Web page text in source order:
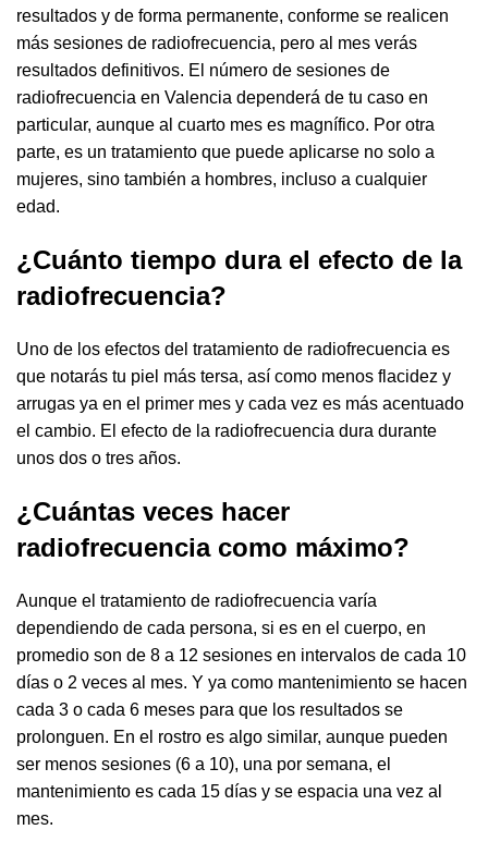
resultados y de forma permanente, conforme se realicen
más sesiones de radiofrecuencia, pero al mes verás
resultados definitivos. El número de sesiones de
radiofrecuencia en Valencia dependerá de tu caso en
particular, aunque al cuarto mes es magnífico. Por otra
parte, es un tratamiento que puede aplicarse no solo a
mujeres, sino también a hombres, incluso a cualquier
edad.
¿Cuánto tiempo dura el efecto de la
radiofrecuencia?
Uno de los efectos del tratamiento de radiofrecuencia es
que notarás tu piel más tersa, así como menos flacidez y
arrugas ya en el primer mes y cada vez es más acentuado
el cambio. El efecto de la radiofrecuencia dura durante
unos dos o tres años.
¿Cuántas veces hacer
radiofrecuencia como máximo?
Aunque el tratamiento de radiofrecuencia varía
dependiendo de cada persona, si es en el cuerpo, en
promedio son de 8 a 12 sesiones en intervalos de cada 10
días o 2 veces al mes. Y ya como mantenimiento se hacen
cada 3 o cada 6 meses para que los resultados se
prolonguen. En el rostro es algo similar, aunque pueden
ser menos sesiones (6 a 10), una por semana, el
mantenimiento es cada 15 días y se espacia una vez al
mes.